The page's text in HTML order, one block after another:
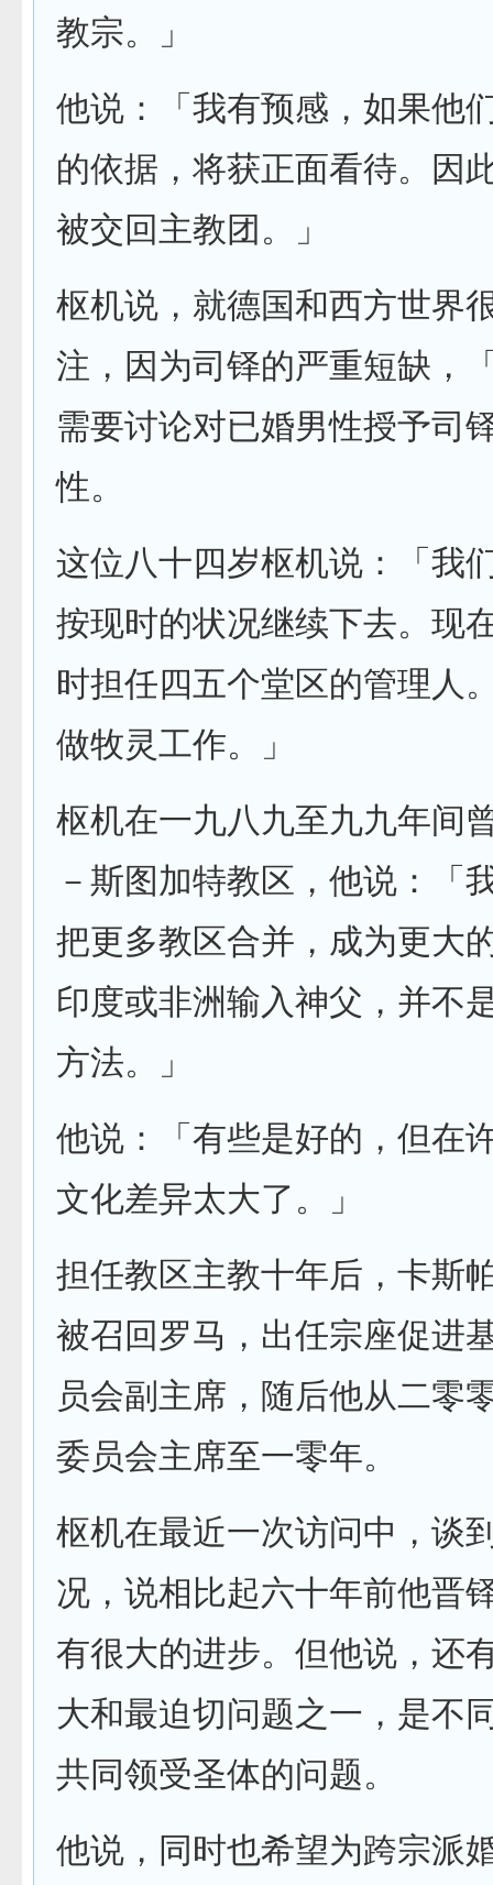
教宗。」
他说：「我有预感，如果他
的依据，将获正面看待。因
被交回主教团。」
枢机说，就德国和西方世界
注，因为司铎的严重短缺，
需要讨论对已婚男性授予司
性。
这位八十四岁枢机说：「我
按现时的状况继续下去。现
时担任四五个堂区的管理人
做牧灵工作。」
枢机在一九八九至九九年间
－斯图加特教区，他说：「
把更多教区合并，成为更大
印度或非洲输入神父，并不
方法。」
他说：「有些是好的，但在
文化差异太大了。」
担任教区主教十年后，卡斯
被召回罗马，出任宗座促进
员会副主席，随后他从二零
委员会主席至一零年。
枢机在最近一次访问中，谈
况，说相比起六十年前他晋
有很大的进步。但他说，还
大和最迫切问题之一，是不
共同领受圣体的问题。
他说，同时也希望为跨宗派